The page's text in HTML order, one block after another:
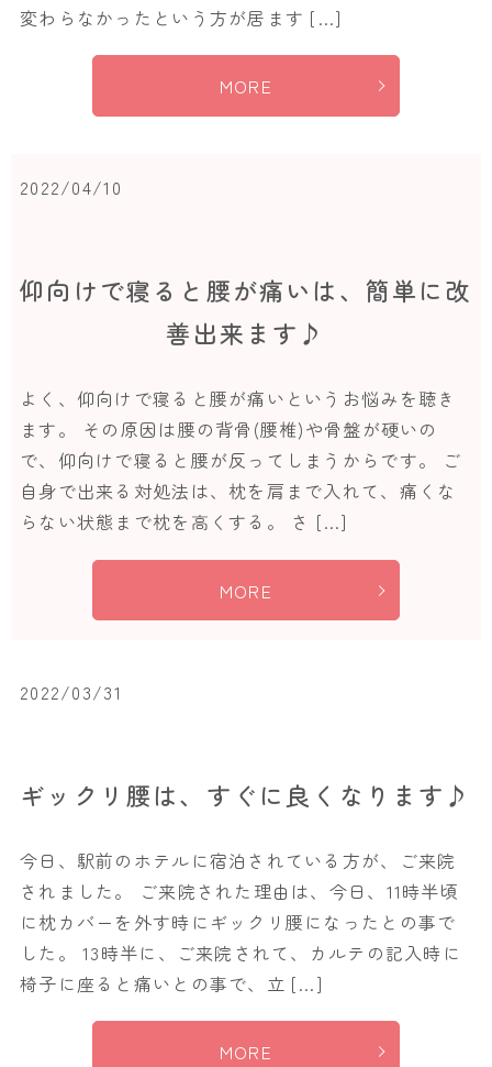
変わらなかったという方が居ます […]
MORE
2022/04/10
仰向けで寝ると腰が痛いは、簡単に改
善出来ます♪
よく、仰向けで寝ると腰が痛いというお悩みを聴き
ます。 その原因は腰の背骨(腰椎)や骨盤が硬いの
で、仰向けで寝ると腰が反ってしまうからです。 ご
自身で出来る対処法は、枕を肩まで入れて、痛くな
らない状態まで枕を高くする。 さ […]
MORE
2022/03/31
ギックリ腰は、すぐに良くなります♪
今日、駅前のホテルに宿泊されている方が、ご来院
されました。 ご来院された理由は、今日、11時半頃
に枕カバーを外す時にギックリ腰になったとの事で
した。 13時半に、ご来院されて、カルテの記入時に
椅子に座ると痛いとの事で、立 […]
MORE